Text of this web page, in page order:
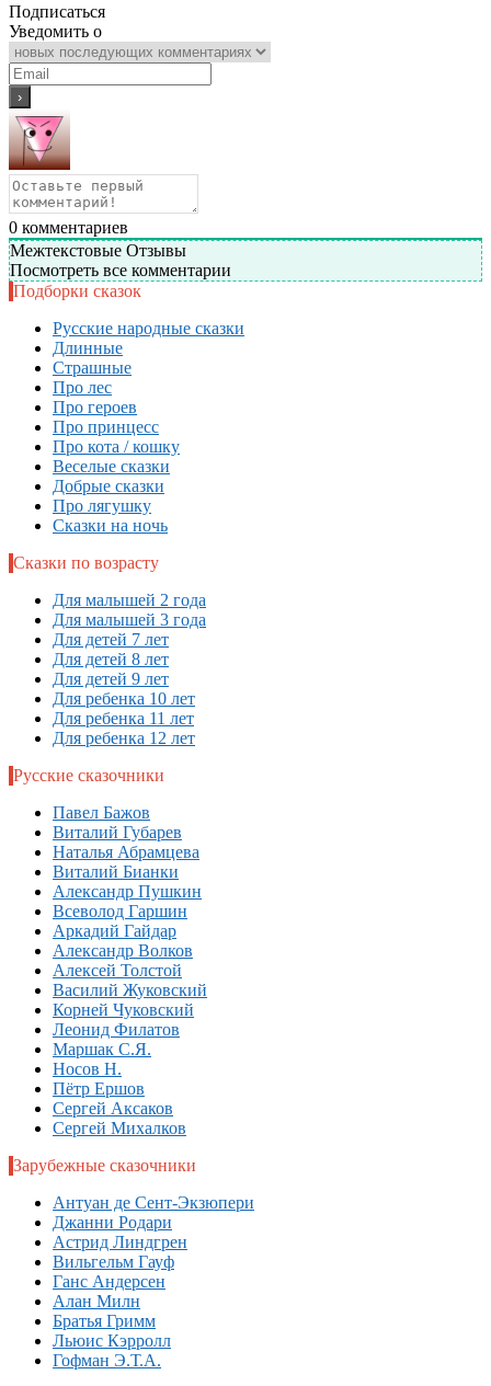
Подписаться
Уведомить о
0 комментариев
Межтекстовые Отзывы
Посмотреть все комментарии
Подборки сказок
Русские народные сказки
Длинные
Страшные
Про лес
Про героев
Про принцесс
Про кота / кошку
Веселые сказки
Добрые сказки
Про лягушку
Сказки на ночь
Сказки по возрасту
Для малышей 2 года
Для малышей 3 года
Для детей 7 лет
Для детей 8 лет
Для детей 9 лет
Для ребенка 10 лет
Для ребенка 11 лет
Для ребенка 12 лет
Русские сказочники
Павел Бажов
Виталий Губарев
Наталья Абрамцева
Виталий Бианки
Александр Пушкин
Всеволод Гаршин
Аркадий Гайдар
Александр Волков
Алексей Толстой
Василий Жуковский
Корней Чуковский
Леонид Филатов
Маршак С.Я.
Носов Н.
Пётр Ершов
Сергей Аксаков
Сергей Михалков
Зарубежные сказочники
Антуан де Сент-Экзюпери
Джанни Родари
Астрид Линдгрен
Вильгельм Гауф
Ганс Андерсен
Алан Милн
Братья Гримм
Льюис Кэрролл
Гофман Э.Т.А.